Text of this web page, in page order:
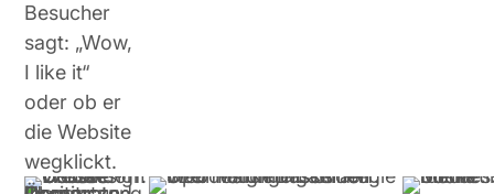
Besucher
sagt: „Wow,
I like it“
oder ob er
die Website
wegklickt.